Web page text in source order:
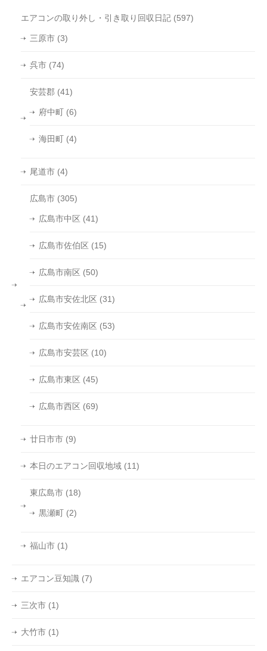
エアコンの取り外し・引き取り回収日記 (597)
三原市 (3)
呉市 (74)
安芸郡 (41)
府中町 (6)
海田町 (4)
尾道市 (4)
広島市 (305)
広島市中区 (41)
広島市佐伯区 (15)
広島市南区 (50)
広島市安佐北区 (31)
広島市安佐南区 (53)
広島市安芸区 (10)
広島市東区 (45)
広島市西区 (69)
廿日市市 (9)
本日のエアコン回収地域 (11)
東広島市 (18)
黒瀬町 (2)
福山市 (1)
エアコン豆知識 (7)
三次市 (1)
大竹市 (1)